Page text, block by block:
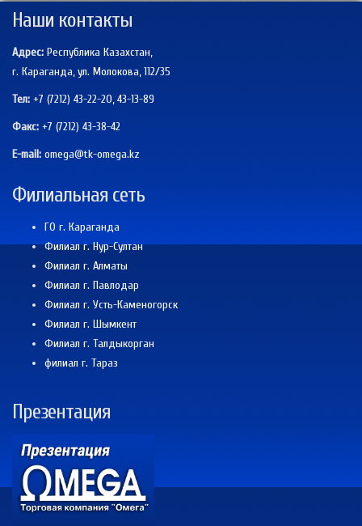
Наши контакты
Адрес: Республика Казахстан,
г. Караганда, ул. Молокова, 112/35
Тел: +7 (7212) 43-22-20, 43-13-89
Факс: +7 (7212) 43-38-42
E-mail: omega@tk-omega.kz
Филиальная сеть
ГО г. Караганда
Филиал г. Нур-Султан
Филиал г. Алматы
Филиал г. Павлодар
Филиал г. Усть-Каменогорск
Филиал г. Шымкент
Филиал г. Талдыкорган
филиал г. Тараз
Презентация